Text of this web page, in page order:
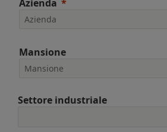
Azienda
Mansione
Settore industriale